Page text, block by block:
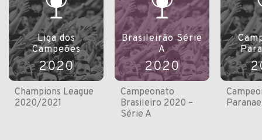
Liga dos
Campeões
2020
Champions League
2020/2021
Brasileirão Série
A
2020
Campeonato
Brasileiro 2020 –
Série A